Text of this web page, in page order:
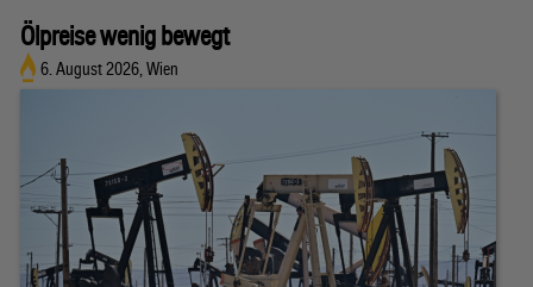
Ölpreise wenig bewegt
6. August 2026, Wien